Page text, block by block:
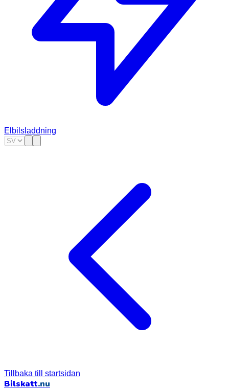
Elbilsladdning
Tillbaka till startsidan
Bilskatt.nu